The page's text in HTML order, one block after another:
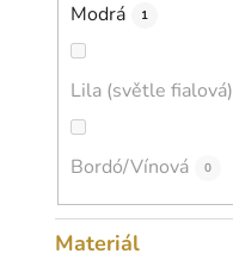
Modrá 1
Lila (světle fialová)
Bordó/Vínová 0
Materiál